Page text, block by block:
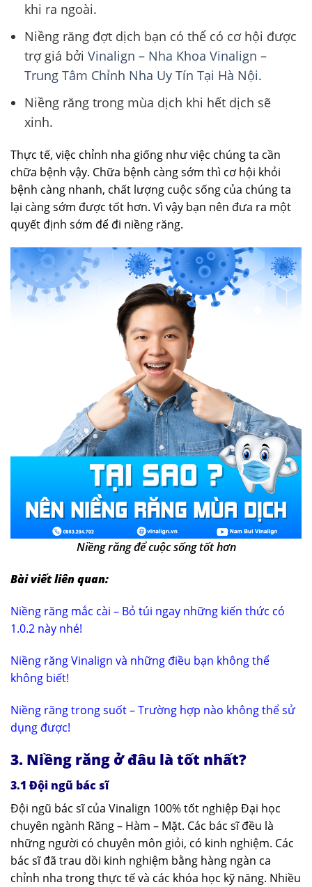
khi ra ngoài.
Niềng răng đợt dịch bạn có thể có cơ hội được
trợ giá bởi Vinalign – Nha Khoa Vinalign –
Trung Tâm Chỉnh Nha Uy Tín Tại Hà Nội.
Niềng răng trong mùa dịch khi hết dịch sẽ
xinh.
Thực tế, việc chỉnh nha giống như việc chúng ta cần
chữa bệnh vậy. Chữa bệnh càng sớm thì cơ hội khỏi
bệnh càng nhanh, chất lượng cuộc sống của chúng ta
lại càng sớm được tốt hơn. Vì vậy bạn nên đưa ra một
quyết định sớm để đi niềng răng.
Niềng răng để cuộc sống tốt hơn
Bài viết liên quan:
Niềng răng mắc cài – Bỏ túi ngay những kiến thức có
1.0.2 này nhé!
Niềng răng Vinalign và những điều bạn không thể
không biết!
Niềng răng trong suốt – Trường hợp nào không thể sử
dụng được!
3. Niềng răng ở đâu là tốt nhất?
3.1 Đội ngũ bác sĩ
Đội ngũ bác sĩ của Vinalign 100% tốt nghiệp Đại học
chuyên ngành Răng – Hàm – Mặt. Các bác sĩ đều là
những người có chuyên môn giỏi, có kinh nghiệm. Các
bác sĩ đã trau dồi kinh nghiệm bằng hàng ngàn ca
chỉnh nha trong thực tế và các khóa học kỹ năng. Nhiều